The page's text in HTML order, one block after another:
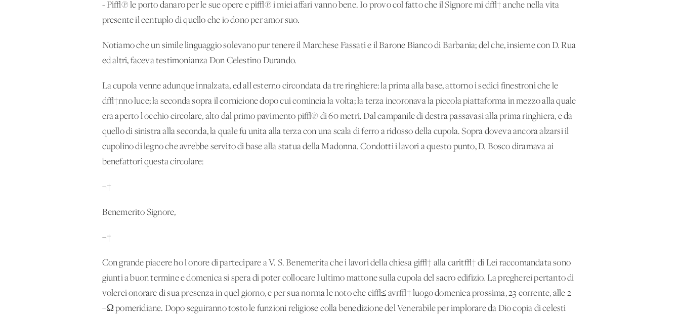
- Pi√π le porto danaro per le sue opere e pi√π i miei affari vanno bene. Io provo col fatto che il Signore mi d√† anche nella vita
presente il centuplo di quello che io dono per amor suo.
Notiamo che un simile linguaggio solevano pur tenere il Marchese Fassati e il Barone Bianco di Barbania; del che, insieme con D. Rua
ed altri, faceva testimonianza Don Celestino Durando.
La cupola venne adunque innalzata, ed all'esterno circondata da tre ringhiere: la prima alla base, attorno i sedici finestroni che le
d√†nno luce; la seconda sopra il cornicione dopo cui comincia la volta; la terza incoronava la piccola piattaforma in mezzo alla quale
era aperto l'occhio circolare, alto dal primo pavimento pi√π di 60 metri. Dal campanile di destra passavasi alla prima ringhiera, e da
quello di sinistra alla seconda, la quale fu unita alla terza con una scala di ferro a ridosso della cupola. Sopra doveva ancora alzarsi il
cupolino di legno che avrebbe servito di base alla statua della Madonna. Condotti i lavori a questo punto, D. Bosco diramava ai
benefattori questa circolare:
¬†
Benemerito Signore,
¬†
Con grande piacere ho l'onore di partecipare a V. S. Benemerita che i lavori della chiesa gi√† alla carit√† di Lei raccomandata sono
giunti a buon termine e domenica si spera di poter collocare l'ultimo mattone sulla cupola del sacro edifizio. La pregherei pertanto di
volerci onorare di sua presenza in quel giorno, e per sua norma le noto che ci√≤ avr√† luogo domenica prossima, 23 corrente, alle 2
¬Ω pomeridiane. Dopo seguiranno tosto le funzioni religiose colla benedizione del Venerabile per implorare da Dio copia di celesti